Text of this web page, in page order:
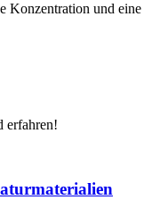
Konzentration und eine
erfahren!